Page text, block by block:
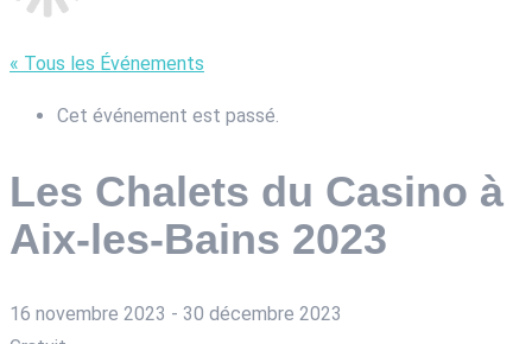
« Tous les Événements
Cet événement est passé.
Les Chalets du Casino à
Aix-les-Bains 2023
16 novembre 2023 - 30 décembre 2023